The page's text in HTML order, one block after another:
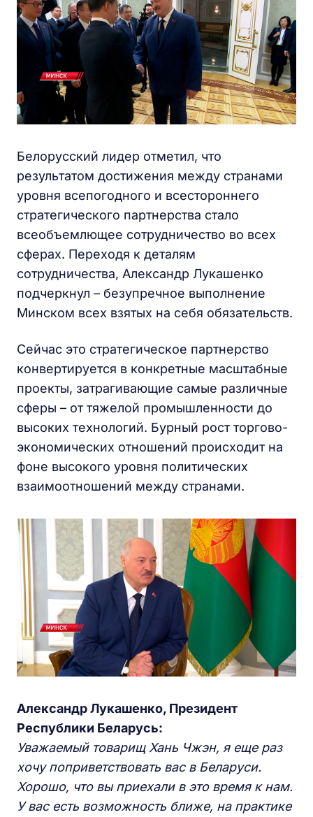
Белорусский лидер отметил, что
результатом достижения между странами
уровня всепогодного и всестороннего
стратегического партнерства стало
всеобъемлющее сотрудничество во всех
сферах. Переходя к деталям
сотрудничества, Александр Лукашенко
подчеркнул – безупречное выполнение
Минском всех взятых на себя обязательств.
Сейчас это стратегическое партнерство
конвертируется в конкретные масштабные
проекты, затрагивающие самые различные
сферы – от тяжелой промышленности до
высоких технологий. Бурный рост торгово-
экономических отношений происходит на
фоне высокого уровня политических
взаимоотношений между странами.
Александр Лукашенко, Президент
Республики Беларусь:
Уважаемый товарищ Хань Чжэн, я еще раз
хочу поприветствовать вас в Беларуси.
Хорошо, что вы приехали в это время к нам.
У вас есть возможность ближе, на практике